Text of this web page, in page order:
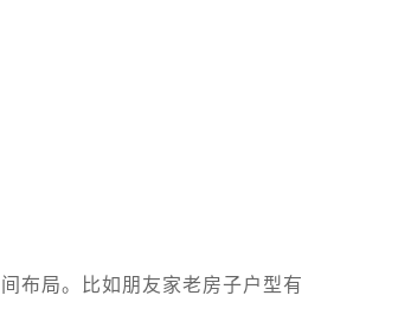
布局。比如朋友家老房子户型有